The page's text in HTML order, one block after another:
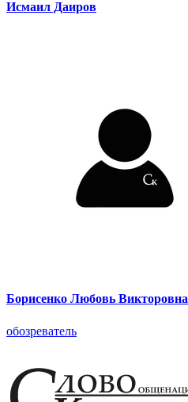
Исмаил Даиров
Борисенко Любовь Викторовна
ㅤобозреватель